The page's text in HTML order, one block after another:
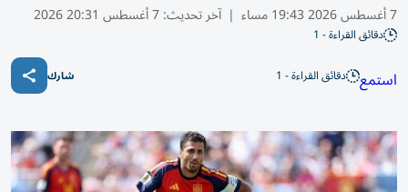
7 أغسطس 2026 19:43 مساء | آخر تحديث:7 أغسطس 20:31 2026
دقائق القراءة - 1
استمع دقائق القراءة - 1 شارك